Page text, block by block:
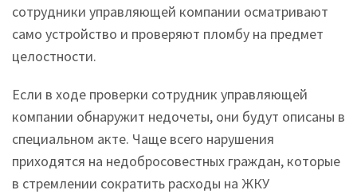
сотрудники управляющей компании осматривают
само устройство и проверяют пломбу на предмет
целостности.
Если в ходе проверки сотрудник управляющей
компании обнаружит недочеты, они будут описаны в
специальном акте. Чаще всего нарушения
приходятся на недобросовестных граждан, которые
в стремлении сократить расходы на ЖКУ